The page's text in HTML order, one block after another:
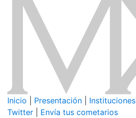
Inicio Presentación Instituciones
Twitter
Envía tus cometarios